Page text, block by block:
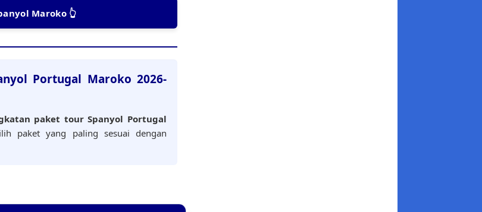
Maroko 👆
Portugal Maroko 2026-
paket tour Spanyol Portugal
paket yang paling sesuai dengan